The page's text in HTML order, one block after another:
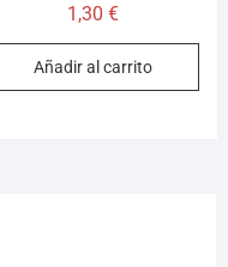
1,30€
Añadir al carrito